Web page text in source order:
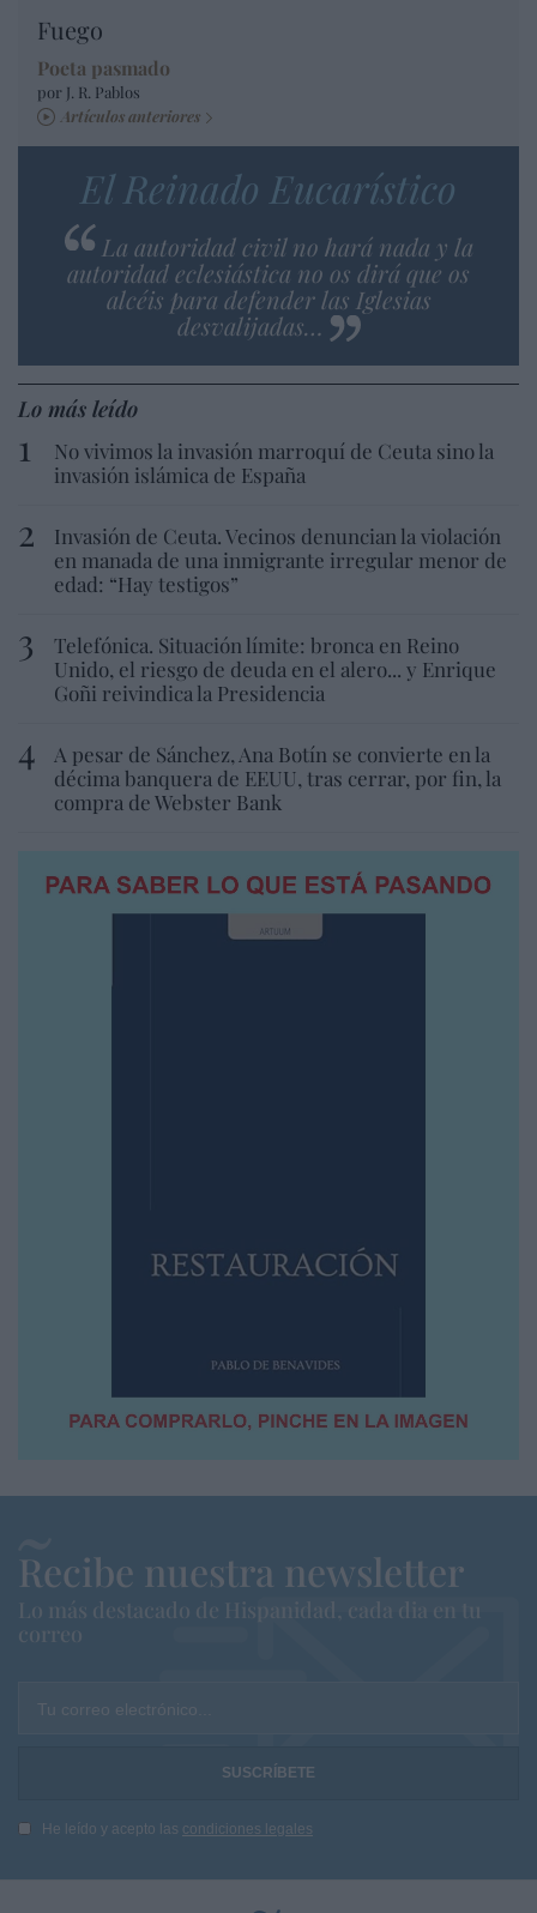
Fuego
Poeta pasmado
por J. R. Pablos
Artículos anteriores
El Reinado Eucarístico
La autoridad civil no hará nada y la
autoridad eclesiástica no os dirá que os
alcéis para defender las Iglesias
desvalijadas…
Lo más leído
No vivimos la invasión marroquí de Ceuta sino la
invasión islámica de España
Invasión de Ceuta. Vecinos denuncian la violación
en manada de una inmigrante irregular menor de
edad: “Hay testigos”
Telefónica. Situación límite: bronca en Reino
Unido, el riesgo de deuda en el alero... y Enrique
Goñi reivindica la Presidencia
A pesar de Sánchez, Ana Botín se convierte en la
décima banquera de EEUU, tras cerrar, por fin, la
compra de Webster Bank
Recibe nuestra newsletter
Lo más destacado de Hispanidad, cada dia en tu
correo
Tu correo electrónico...
He leído y acepto las condiciones legales